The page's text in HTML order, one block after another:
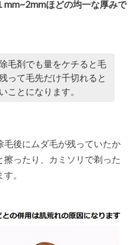
mm~2mmほどの均一な厚みで
毛剤でも量をケチると毛
って毛先だけ千切れると
ことになります。
後にムダ毛が残っていたか
ったり、カミソリで剃った
。